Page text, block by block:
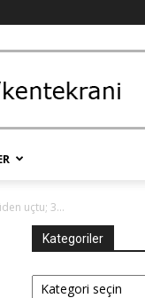
uçtu; 3...
Kategoriler
Kategoriler